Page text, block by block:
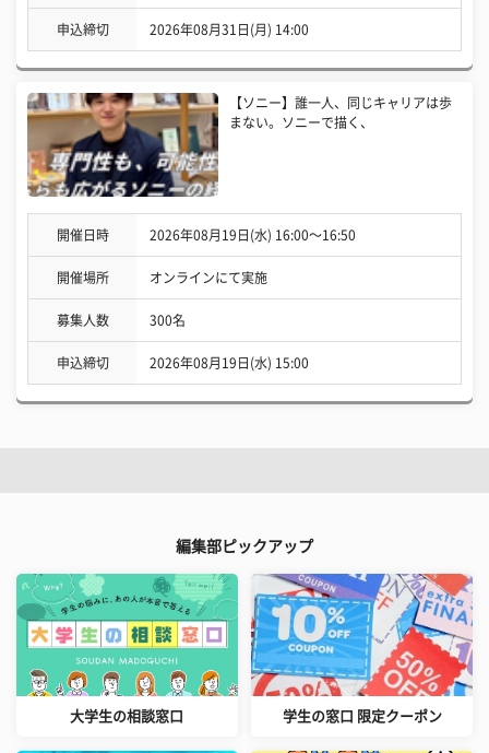
申込締切 2026年08月31日(月) 14:00
【ソニー】誰一人、同じキャリアは歩
まない。ソニーで描く、
開催日時 2026年08月19日(水) 16:00〜16:50
開催場所 オンラインにて実施
募集人数 300名
申込締切 2026年08月19日(水) 15:00
編集部ピックアップ
大学生の相談窓口 学生の窓口 限定クーポン